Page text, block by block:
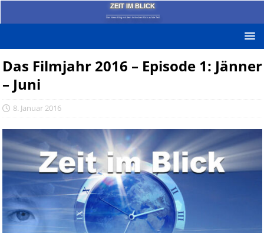
ZEIT IM BLICK
Das News-Blog mit dem kritischen Blick auf die Zeit!
Das Filmjahr 2016 – Episode 1: Jänner
– Juni
8. Januar 2016